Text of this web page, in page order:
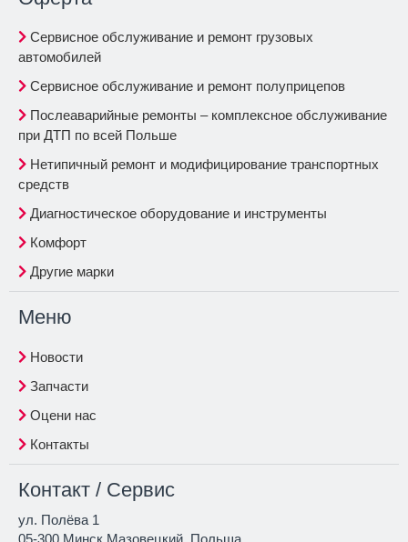
Сервисное обслуживание и ремонт грузовых
автомобилей
Сервисное обслуживание и ремонт полуприцепов
Послеаварийные ремонты – комплексное обслуживание
при ДТП по всей Польше
Нетипичный ремонт и модифицирование транспортных
средств
Диагностическое оборудование и инструменты
Комфорт
Другие марки
Меню
Новости
Запчасти
Оцени нас
Контакты
Контакт / Сервис
ул. Полёва 1